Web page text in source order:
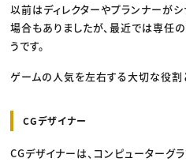
以前はディレクターやプランナーが
場合もありましたが、最近では専任
うです。
ゲームの人気を左右する大切な役割
CGデザイナー
CGデザイナーは、コンピューターグ